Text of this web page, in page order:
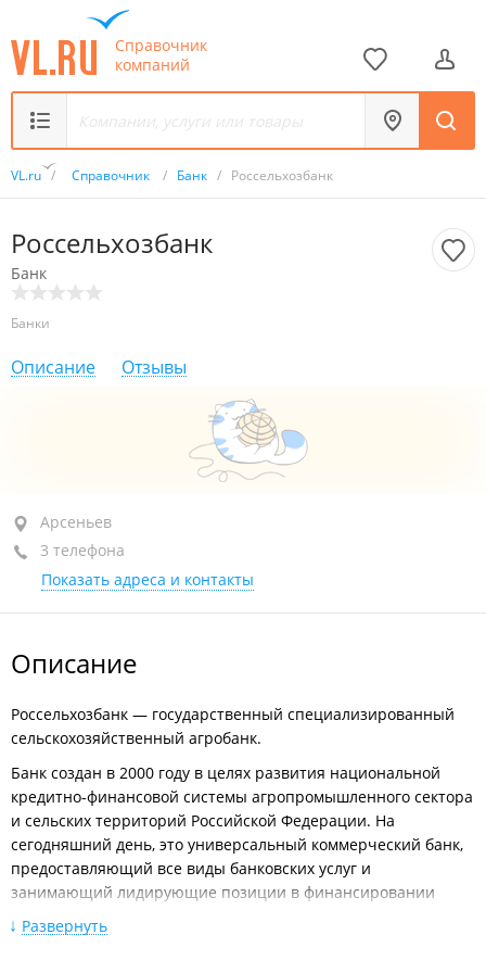
Справочник
компаний
VL.ru / Справочник / Банк / Россельхозбанк
Россельхозбанк
Банк
Банки
Описание Отзывы
Арсеньев, ул. Щербакова, 35
+7 (423-61) 4-81-71
+7 (423-61) 4-81-60
Арсеньев
3 телефона
Показать адреса и контакты
Описание
Россельхозбанк — государственный специализированный
сельскохозяйственный агробанк.
Банк создан в 2000 году в целях развития национальной
кредитно-финансовой системы агропромышленного сектора
и сельских территорий Российской Федерации. На
сегодняшний день, это универсальный коммерческий банк,
предоставляющий все виды банковских услуг и
занимающий лидирующие позиции в финансировании
агропромышленного комплекса России.
Развернуть